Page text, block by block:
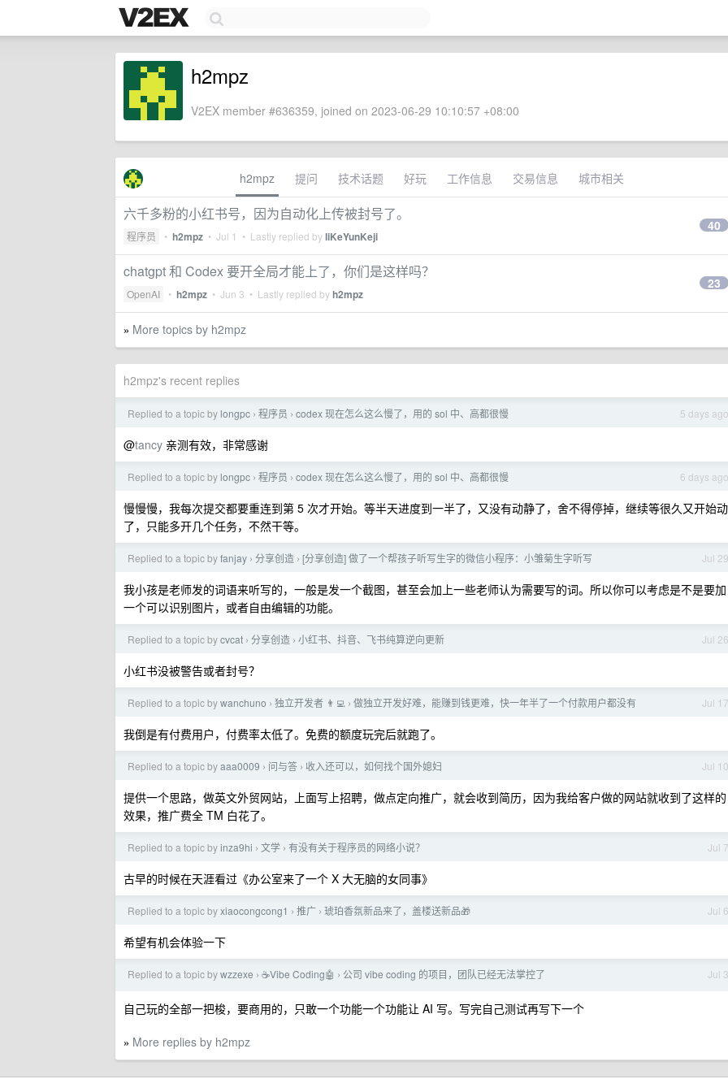
h2mpz
V2EX member #636359, joined on 2023-06-29 10:10:57 +08:00
h2mpz 提问 技术话题 好玩 工作信息 交易信息 城市相关
六千多粉的小红书号，因为自动化上传被封号了。
程序员 • h2mpz • Jul 1 • Lastly replied byliKeYunKeji
40
chatgpt 和 Codex 要开全局才能上了，你们是这样吗？
OpenAI • h2mpz • Jun 3 • Lastly replied byh2mpz
23
» More topics by h2mpz
h2mpz's recent replies
5 days ago
Replied to a topic by longpc › 程序员 › codex 现在怎么这么慢了，用的 sol 中、高都很慢
@tancy 亲测有效，非常感谢
6 days ago
Replied to a topic by longpc › 程序员 › codex 现在怎么这么慢了，用的 sol 中、高都很慢
慢慢慢，我每次提交都要重连到第 5 次才开始。等半天进度到一半了，又没有动静了，舍不得停掉，继续等很久又开始动
了，只能多开几个任务，不然干等。
Jul 29
Replied to a topic byfanjay › 分享创造 › [分享创造] 做了一个帮孩子听写生字的微信小程序：小雏菊生字听写
我小孩是老师发的词语来听写的，一般是发一个截图，甚至会加上一些老师认为需要写的词。所以你可以考虑是不是要加
一个可以识别图片，或者自由编辑的功能。
Jul 26
Replied to a topic bycvcat › 分享创造 › 小红书、抖音、飞书纯算逆向更新
小红书没被警告或者封号？
Jul 17
Replied to a topic bywanchuno › 独立开发者 👨‍💻 › 做独立开发好难，能赚到钱更难，快一年半了一个付款用户都没有
我倒是有付费用户，付费率太低了。免费的额度玩完后就跑了。
Jul 10
Replied to a topic byaaa0009 › 问与答 › 收入还可以，如何找个国外媳妇
提供一个思路，做英文外贸网站，上面写上招聘，做点定向推广，就会收到简历，因为我给客户做的网站就收到了这样的
效果，推广费全 TM 白花了。
Jul 7
Replied to a topic byinza9hi › 文学 › 有没有关于程序员的网络小说？
古早的时候在天涯看过《办公室来了一个 X 大无脑的女同事》
Jul 6
Replied to a topic byxiaocongcong1 › 推广 › 琥珀香氛新品来了，盖楼送新品🎁
希望有机会体验一下
Jul 3
Replied to a topic bywzzexe › ☕Vibe Coding🤖 › 公司 vibe coding 的项目，团队已经无法掌控了
自己玩的全部一把梭，要商用的，只敢一个功能一个功能让 AI 写。写完自己测试再写下一个
» More replies by h2mpz